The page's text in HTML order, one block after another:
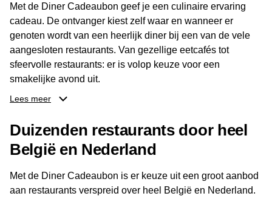
Met de Diner Cadeaubon geef je een culinaire ervaring
cadeau. De ontvanger kiest zelf waar en wanneer er
genoten wordt van een heerlijk diner bij een van de vele
aangesloten restaurants. Van gezellige eetcafés tot
sfeervolle restaurants: er is volop keuze voor een
smakelijke avond uit.
ontvanger eenvoudig een locatie kiezen die past bij de
smaak en gelegenheid. Zo geeft de Diner Cadeaubon niet
alleen een diner, maar ook een gezellig moment om
Lees meer
Duizenden restaurants door heel
België en Nederland
Met de Diner Cadeaubon is er keuze uit een groot aanbod
aan restaurants verspreid over heel België en Nederland.